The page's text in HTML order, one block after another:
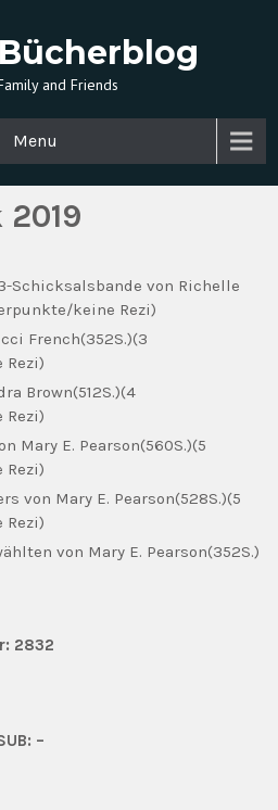
and Friends
Menu
Schicksalsbande von Richelle
keine Rezi)
French(352S.)(3
Brown(512S.)(4
Mary E. Pearson(560S.)(5
von Mary E. Pearson(528S.)(5
von Mary E. Pearson(352S.)
2832
–